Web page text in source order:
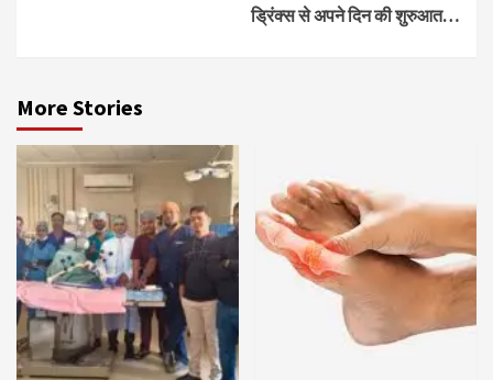
ड्रिंक्स से अपने दिन की शुरुआत…
More Stories